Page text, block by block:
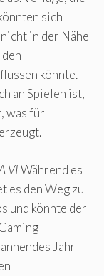
sich
in der Nähe
könnte.
an Spielen ist,
was für
VIWährend es
es den Weg zu
und könnte der
Jahr